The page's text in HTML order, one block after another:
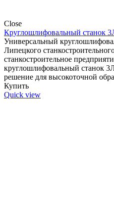
Close
Круглошлифовальный станок
Универсальный
Липецкого
станкостроительное
круглошлифовальный станок
решение для высокоточной
Купить
Quick view